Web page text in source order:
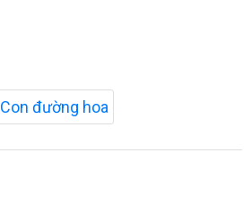
Con đường hoa